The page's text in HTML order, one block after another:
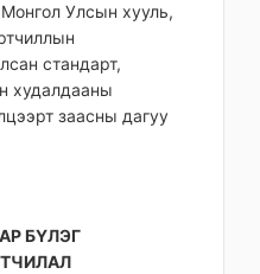
Улсын хууль,
стандарт,
худалдааны
заасны дагуу
БҮЛЭГ